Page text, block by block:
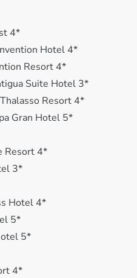
4*
Hotel 4*
Resort 4*
Suite Hotel 3*
Resort 4*
Gran Hotel 5*
Resort 4*
3*
Hotel 4*
5*
5*
4*